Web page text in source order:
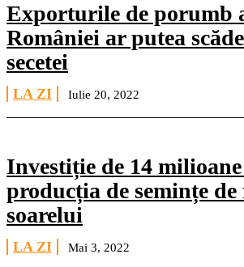
Exporturile de porumb
României ar putea
secetei
LA ZI Iulie 20, 2022
Investiție de 14
producția de semințe de
soarelui
LA ZI Mai 3, 2022